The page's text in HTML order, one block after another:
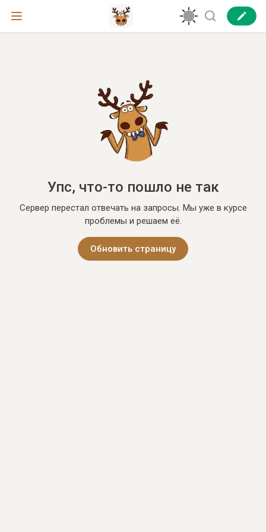
Упс, что-то пошло не так
Сервер перестал отвечать на запросы. Мы уже в курсе
проблемы и решаем её.
Обновить страницу